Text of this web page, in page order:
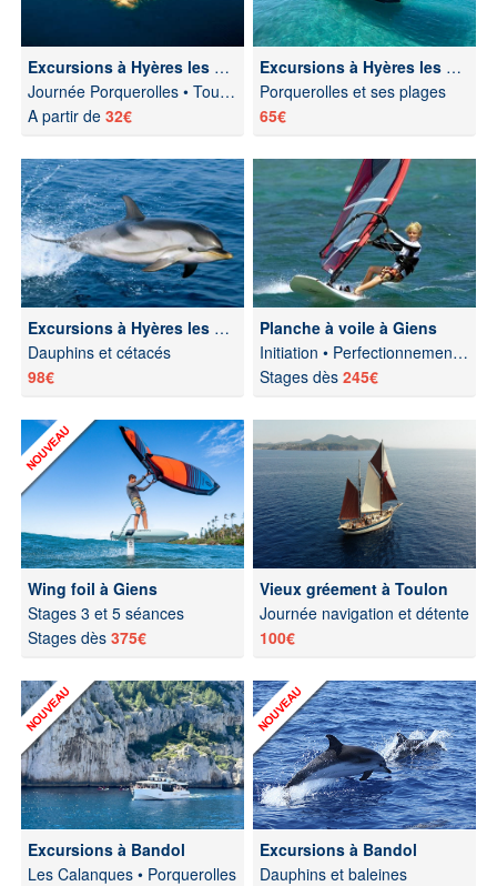
Excursions à Hyères les Palmiers
Journée Porquerolles • Tour des îles
A partir de 32€
Excursions à Hyères les Palmiers
Porquerolles et ses plages
65€
Excursions à Hyères les Palmiers
Dauphins et cétacés
98€
Planche à voile à Giens
Initiation • Perfectionnement windsurf
Stages dès 245€
Wing foil à Giens
Stages 3 et 5 séances
Stages dès 375€
Vieux gréement à Toulon
Journée navigation et détente
100€
Excursions à Bandol
Les Calanques • Porquerolles
Excursions à Bandol
Dauphins et baleines